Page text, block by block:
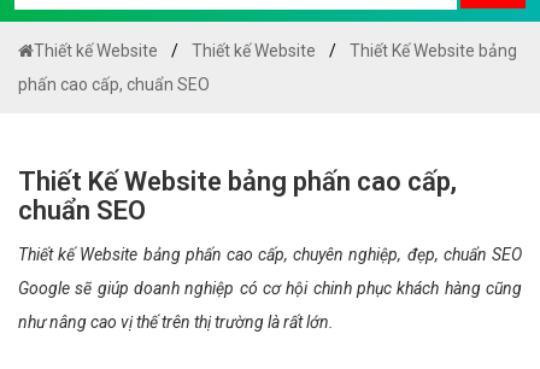
Thiết kế Website Thiết kế Website
Thiết Kế Website bảng
phấn cao cấp, chuẩn SEO
Thiết Kế Website bảng phấn cao cấp,
chuẩn SEO
Thiết kế Website bảng phấn cao cấp, chuyên nghiệp, đẹp, chuẩn SEO
Google sẽ giúp doanh nghiệp có cơ hội chinh phục khách hàng cũng
như nâng cao vị thế trên thị trường là rất lớn.